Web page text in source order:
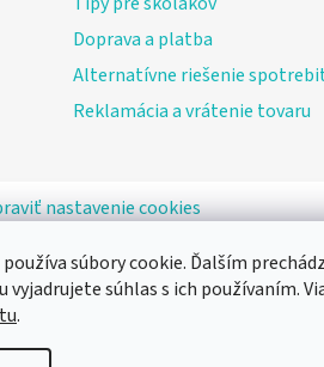
súbory cookie. Ďalším
vyjadrujete súhlas s ich používaním.
tu.
Doprava a platba
Alternatívne riešenie
Reklamácia a vrátenie tovaru
nastavenie cookies